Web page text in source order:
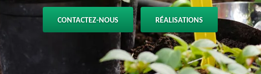
CONTACTEZ-NOUS RÉALISATIONS